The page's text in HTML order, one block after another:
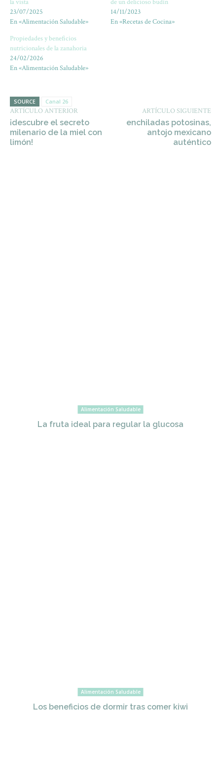
la vista
23/07/2025
En «Alimentación Saludable»
de un delicioso budín
14/11/2023
En «Recetas de Cocina»
Propiedades y beneficios
nutricionales de la zanahoria
24/02/2026
En «Alimentación Saludable»
SOURCE Canal 26
ARTÍCULO ANTERIOR
¡descubre el secreto
milenario de la miel con
limón!
ARTÍCULO SIGUIENTE
enchiladas potosinas,
antojo mexicano
auténtico
Alimentación Saludable
La fruta ideal para regular la glucosa
Alimentación Saludable
Los beneficios de dormir tras comer kiwi